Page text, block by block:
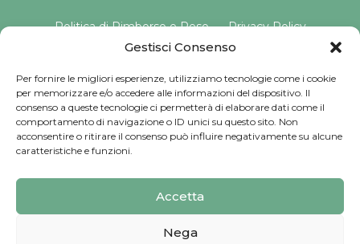
Gestisci Consenso
Per fornire le migliori esperienze, utilizziamo tecnologie come i cookie
per memorizzare e/o accedere alle informazioni del dispositivo. Il
consenso a queste tecnologie ci permetterà di elaborare dati come il
comportamento di navigazione o ID unici su questo sito. Non
acconsentire o ritirare il consenso può influire negativamente su alcune
caratteristiche e funzioni.
Accetta
Nega
Politica di Rimborso e Reso
Privacy Policy
Cookie Policy
Copyright © 2025 Pavimento Pelvico Italia beAPPI srl |
Indirizzo: Via Cassia 1827 Int. A, 00123 Roma (RM) |
P.IVA: 16569171008 | Email PEC:
pavimentopelvicoitalia@pec.it | Codice Univoco: